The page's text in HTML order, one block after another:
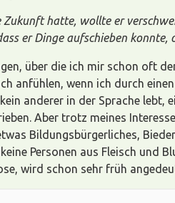
hatte, wollte er
er Dinge aufschieben konnte,
über die ich mir schon oft
anfühlen, wenn ich durch
anderer in der Sprache lebt,
Aber trotz meines
Bildungsbürgerliches,
Personen aus Fleisch und
wird schon sehr früh